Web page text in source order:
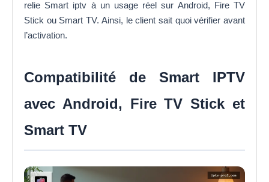
relie Smart iptv à un usage réel sur Android, Fire TV
Stick ou Smart TV. Ainsi, le client sait quoi vérifier avant
l’activation.
Compatibilité de Smart IPTV
avec Android, Fire TV Stick et
Smart TV